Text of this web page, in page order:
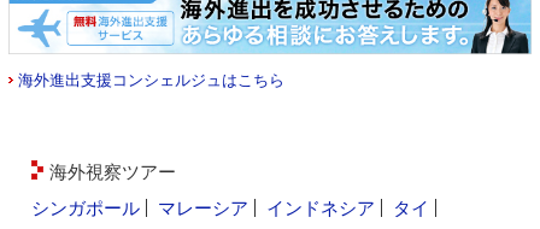
海外進出支援コンシェルジュはこちら
海外視察ツアー
シンガポール
マレーシア インドネシア
タイ